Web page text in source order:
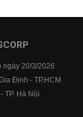
ngày 20/3/2026
Định - TP.HCM
TP. Hà Nội